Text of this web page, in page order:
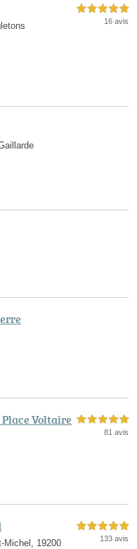
5,0 étoiles sur 5
16 avis
Place Voltaire 5,0 étoiles sur 5
81 avis
Michel, 19200
5,0 étoiles sur 5
133 avis